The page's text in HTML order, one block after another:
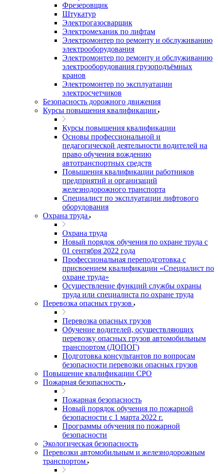
Фрезеровщик
Штукатур
Электрогазосварщик
Электромеханик по лифтам
Электромонтер по ремонту и обслуживанию
электрооборудования
Электромонтер по ремонту и обслуживанию
электрооборудования грузоподъёмных
кранов
Электромонтер по эксплуатации
электросчетчиков
Безопасность дорожного движения
Курсы повышения квалификации
Курсы повышения квалификации
Основы профессиональной и
педагогической деятельности водителей на
право обучения вождению
автотранспортных средств
Повышения квалификации работников
предприятий и организаций
железнодорожного транспорта
Специалист по эксплуатации лифтового
оборудования
Охрана труда
Охрана труда
Новый порядок обучения по охране труда с
01 сентября 2022 года
Профессиональная переподготовка с
присвоением квалификации «Специалист по
охране труда»
Осуществление функций службы охраны
труда или специалиста по охране труда
Перевозка опасных грузов
Перевозка опасных грузов
Обучение водителей, осуществляющих
перевозку опасных грузов автомобильным
транспортом (ДОПОГ)
Подготовка консультантов по вопросам
безопасности перевозки опасных грузов
Повышение квалификации СРО
Пожарная безопасность
Пожарная безопасность
Новый порядок обучения по пожарной
безопасности с 1 марта 2022 г.
Программы обучения по пожарной
безопасности
Экологическая безопасность
Перевозки автомобильным и железнодорожным
транспортом